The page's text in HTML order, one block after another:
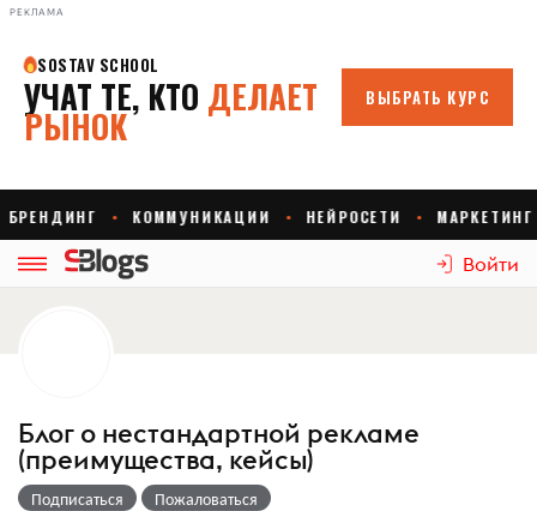
РЕКЛАМА
Войти
Блог о нестандартной рекламе
(преимущества, кейсы)
Подписаться Пожаловаться